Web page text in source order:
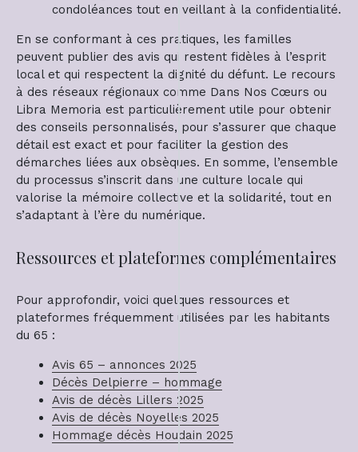
condoléances tout en veillant à la confidentialité.
En se conformant à ces pratiques, les familles
peuvent publier des avis qui restent fidèles à l’esprit
local et qui respectent la dignité du défunt. Le recours
à des réseaux régionaux comme Dans Nos Cœurs ou
Libra Memoria est particulièrement utile pour obtenir
des conseils personnalisés, pour s’assurer que chaque
détail est exact et pour faciliter la gestion des
démarches liées aux obsèques. En somme, l’ensemble
du processus s’inscrit dans une culture locale qui
valorise la mémoire collective et la solidarité, tout en
s’adaptant à l’ère du numérique.
Ressources et plateformes complémentaires
Pour approfondir, voici quelques ressources et
plateformes fréquemment utilisées par les habitants
du 65 :
Avis 65 – annonces 2025
Décès Delpierre – hommage
Avis de décès Lillers 2025
Avis de décès Noyelles 2025
Hommage décès Houdain 2025